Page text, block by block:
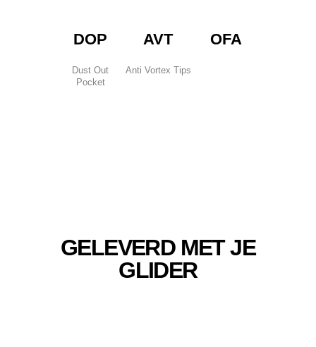
DOP
Dust Out
Pocket
AVT
Anti Vortex Tips
OFA
GELEVERD MET JE
GLIDER